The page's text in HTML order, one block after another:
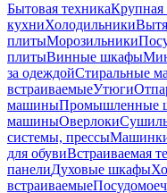
Бытовая техникаКрупная
кухниХолодильники
плитыМорозильники
плитыВинные шкафы
за одеждойСтиральные
встраиваемыеУтюги
машиныПромышленные
машиныОверлоки
системы, прессыМашинки
для обувиВстраиваемая
панелиДуховые шкафы
встраиваемые